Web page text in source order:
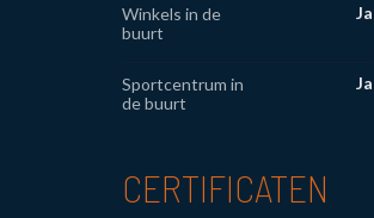
Winkels in de
buurt
Ja
Sportcentrum in
de buurt
Ja
CERTIFICATEN